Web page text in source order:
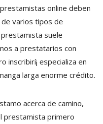
online deben
varios tipos de
suele
a prestatarios con
inscribirí¡ especializa en
larga enorme crédito.
acerca de camino,
prestamista primero